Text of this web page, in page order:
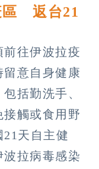
區 返台21
往伊波拉疫
意自身健康
括勤洗手、
觸或食用野
天自主健
拉病毒感染